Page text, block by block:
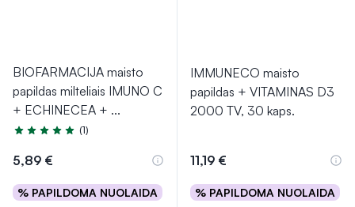
BIOFARMACIJA maisto
papildas milteliais IMUNO C
+ ECHINECEA + ...
Įvertinimas 5.0 iš 5
(1)
5,89 €
% PAPILDOMA NUOLAIDA
IMMUNECO maisto
papildas + VITAMINAS D3
2000 TV, 30 kaps.
11,19 €
% PAPILDOMA NUOLAIDA